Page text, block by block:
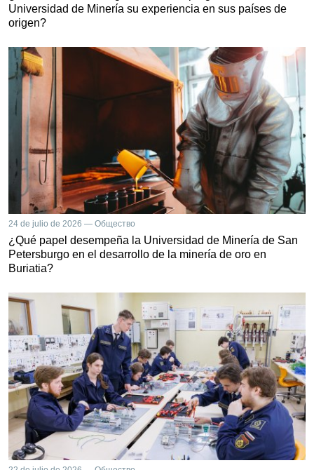
Universidad de Minería su experiencia en sus países de
origen?
24 de julio de 2026 — Общество
¿Qué papel desempeña la Universidad de Minería de San
Petersburgo en el desarrollo de la minería de oro en
Buriatia?